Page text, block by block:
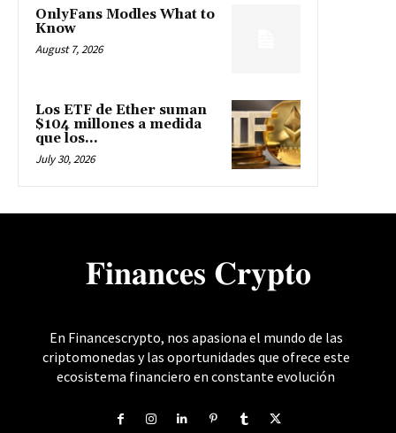
OnlyFans Modles What to
Know
August 7, 2026
Los ETF de Ether suman
$104 millones a medida
que los...
July 30, 2026
𝐅𝐢𝐧𝐚𝐧𝐜𝐞𝐬 𝐂𝐫𝐲𝐩𝐭𝐨
En Financescrypto, nos apasiona el mundo de las
criptomonedas y las oportunidades que ofrece este
ecosistema financiero en constante evolución